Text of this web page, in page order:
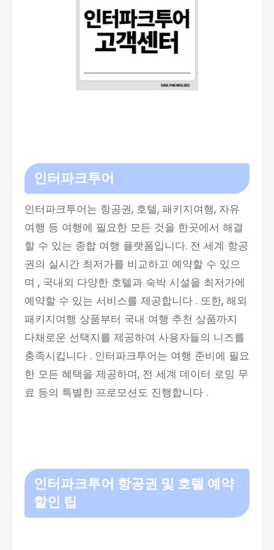
인터파크투어
인터파크투어는 항공권, 호텔, 패키지여행, 자유
여행 등 여행에 필요한 모든 것을 한곳에서 해결
할 수 있는 종합 여행 플랫폼입니다. 전 세계 항공
권의 실시간 최저가를 비교하고 예약할 수 있으
며 , 국내외 다양한 호텔과 숙박 시설을 최저가에
예약할 수 있는 서비스를 제공합니다 . 또한, 해외
패키지여행 상품부터 국내 여행 추천 상품까지
다채로운 선택지를 제공하여 사용자들의 니즈를
충족시킵니다 . 인터파크투어는 여행 준비에 필요
한 모든 혜택을 제공하며, 전 세계 데이터 로밍 무
료 등의 특별한 프로모션도 진행합니다 .
인터파크투어 항공권 및 호텔 예약
할인 팁